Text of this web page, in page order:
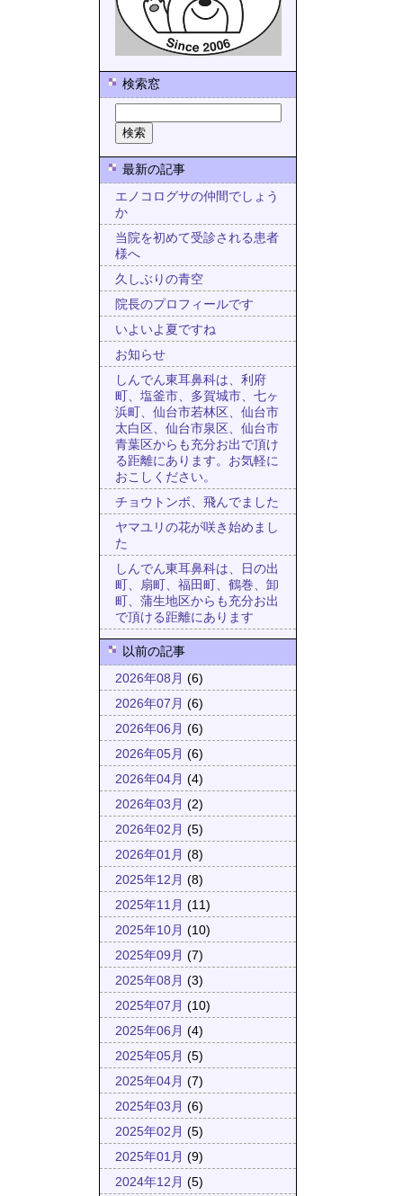
検索窓
最新の記事
エノコログサの仲間でしょう
か
当院を初めて受診される患者
様へ
久しぶりの青空
院長のプロフィールです
いよいよ夏ですね
お知らせ
しんでん東耳鼻科は、利府
町、塩釜市、多賀城市、七ヶ
浜町、仙台市若林区、仙台市
太白区、仙台市泉区、仙台市
青葉区からも充分お出で頂け
る距離にあります。お気軽に
おこしください。
チョウトンボ、飛んでました
ヤマユリの花が咲き始めまし
た
しんでん東耳鼻科は、日の出
町、扇町、福田町、鶴巻、卸
町、蒲生地区からも充分お出
で頂ける距離にあります
以前の記事
2026年08月 (6)
2026年07月 (6)
2026年06月 (6)
2026年05月 (6)
2026年04月 (4)
2026年03月 (2)
2026年02月 (5)
2026年01月 (8)
2025年12月 (8)
2025年11月 (11)
2025年10月 (10)
2025年09月 (7)
2025年08月 (3)
2025年07月 (10)
2025年06月 (4)
2025年05月 (5)
2025年04月 (7)
2025年03月 (6)
2025年02月 (5)
2025年01月 (9)
2024年12月 (5)